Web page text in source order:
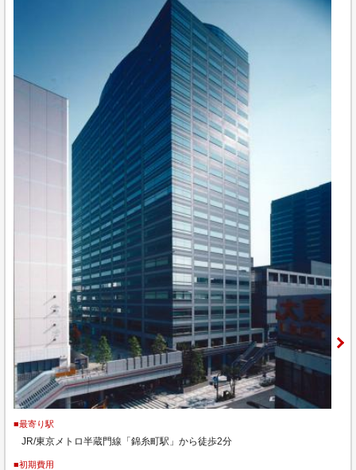
■最寄り駅
JR/東京メトロ半蔵門線「錦糸町駅」から徒歩2分
■初期費用